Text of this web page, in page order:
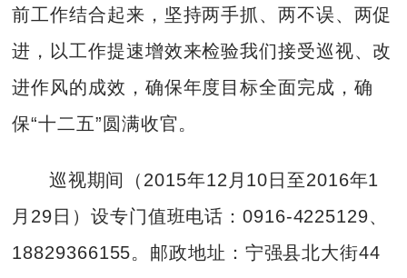
前工作结合起来，坚持两手抓、两不误、两促
进，以工作提速增效来检验我们接受巡视、改
进作风的成效，确保年度目标全面完成，确
保“十二五”圆满收官。
巡视期间（2015年12月10日至2016年1
月29日）设专门值班电话：0916-4225129、
18829366155。邮政地址：宁强县北大街44